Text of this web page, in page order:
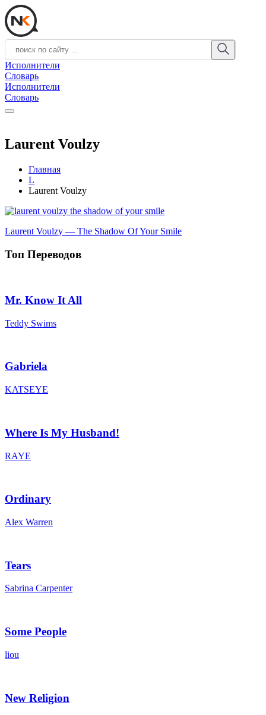
Исполнители
Словарь
Исполнители
Словарь
Laurent Voulzy
Главная
L
Laurent Voulzy
Laurent Voulzy — The Shadow Of Your Smile
Топ Переводов
Mr. Know It All
Teddy Swims
Gabriela
KATSEYE
Where Is My Husband!
RAYE
Ordinary
Alex Warren
Tears
Sabrina Carpenter
Some People
liou
New Religion